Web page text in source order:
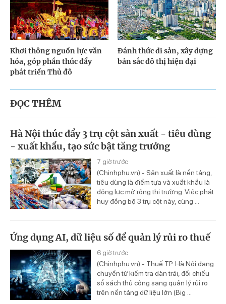
Khơi thông nguồn lực văn
hóa, góp phần thúc đẩy
phát triển Thủ đô
Đánh thức di sản, xây dựng
bản sắc đô thị hiện đại
ĐỌC THÊM
Hà Nội thúc đẩy 3 trụ cột sản xuất - tiêu dùng
- xuất khẩu, tạo sức bật tăng trưởng
7 giờ trước
(Chinhphu.vn) - Sản xuất là nền tảng,
tiêu dùng là điểm tựa và xuất khẩu là
động lực mở rộng thị trường. Việc phát
huy đồng bộ 3 trụ cột này, cùng ...
Ứng dụng AI, dữ liệu số để quản lý rủi ro thuế
6 giờ trước
(Chinhphu.vn) - Thuế TP. Hà Nội đang
chuyển từ kiểm tra dàn trải, đối chiếu
sổ sách thủ công sang quản lý rủi ro
trên nền tảng dữ liệu lớn (Big ...